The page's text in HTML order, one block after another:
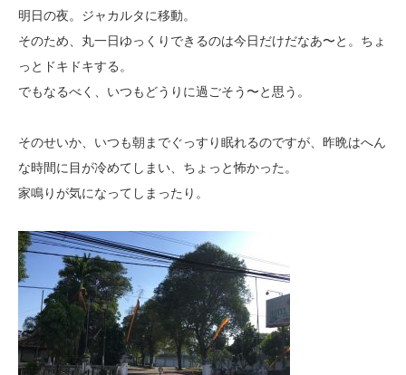
明日の夜。ジャカルタに移動。
そのため、丸一日ゆっくりできるのは今日だけだなあ〜と。ちょ
っとドキドキする。
でもなるべく、いつもどうりに過ごそう〜と思う。
そのせいか、いつも朝までぐっすり眠れるのですが、昨晩はへん
な時間に目が冷めてしまい、ちょっと怖かった。
家鳴りが気になってしまったり。